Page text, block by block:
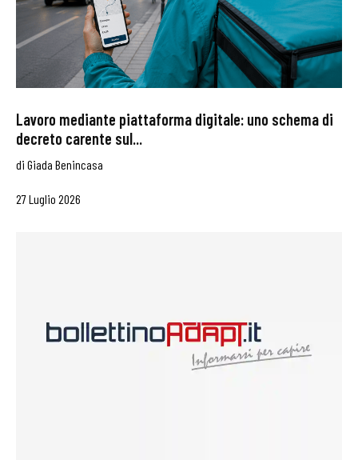
Lavoro mediante piattaforma digitale: uno schema di
decreto carente sul...
di Giada Benincasa
27 Luglio 2026